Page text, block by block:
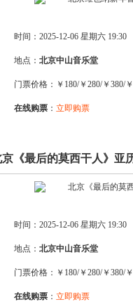
时间：2025-12-06 星期六 19:30
地点： 北京中山音乐堂
门票价格：￥180/￥280/￥380/
在线购票 ： 立即购票
京《最后的莫西干人》亚
时间：2025-12-06 星期六 19:30
地点： 北京中山音乐堂
门票价格：￥180/￥280/￥380/
在线购票 ： 立即购票